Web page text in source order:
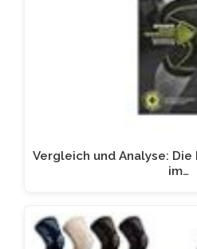
Vergleich und Analyse:
im…